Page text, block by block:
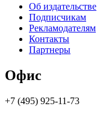
Об издательстве
Подписчикам
Рекламодателям
Контакты
Партнеры
Офис
+7 (495) 925-11-73